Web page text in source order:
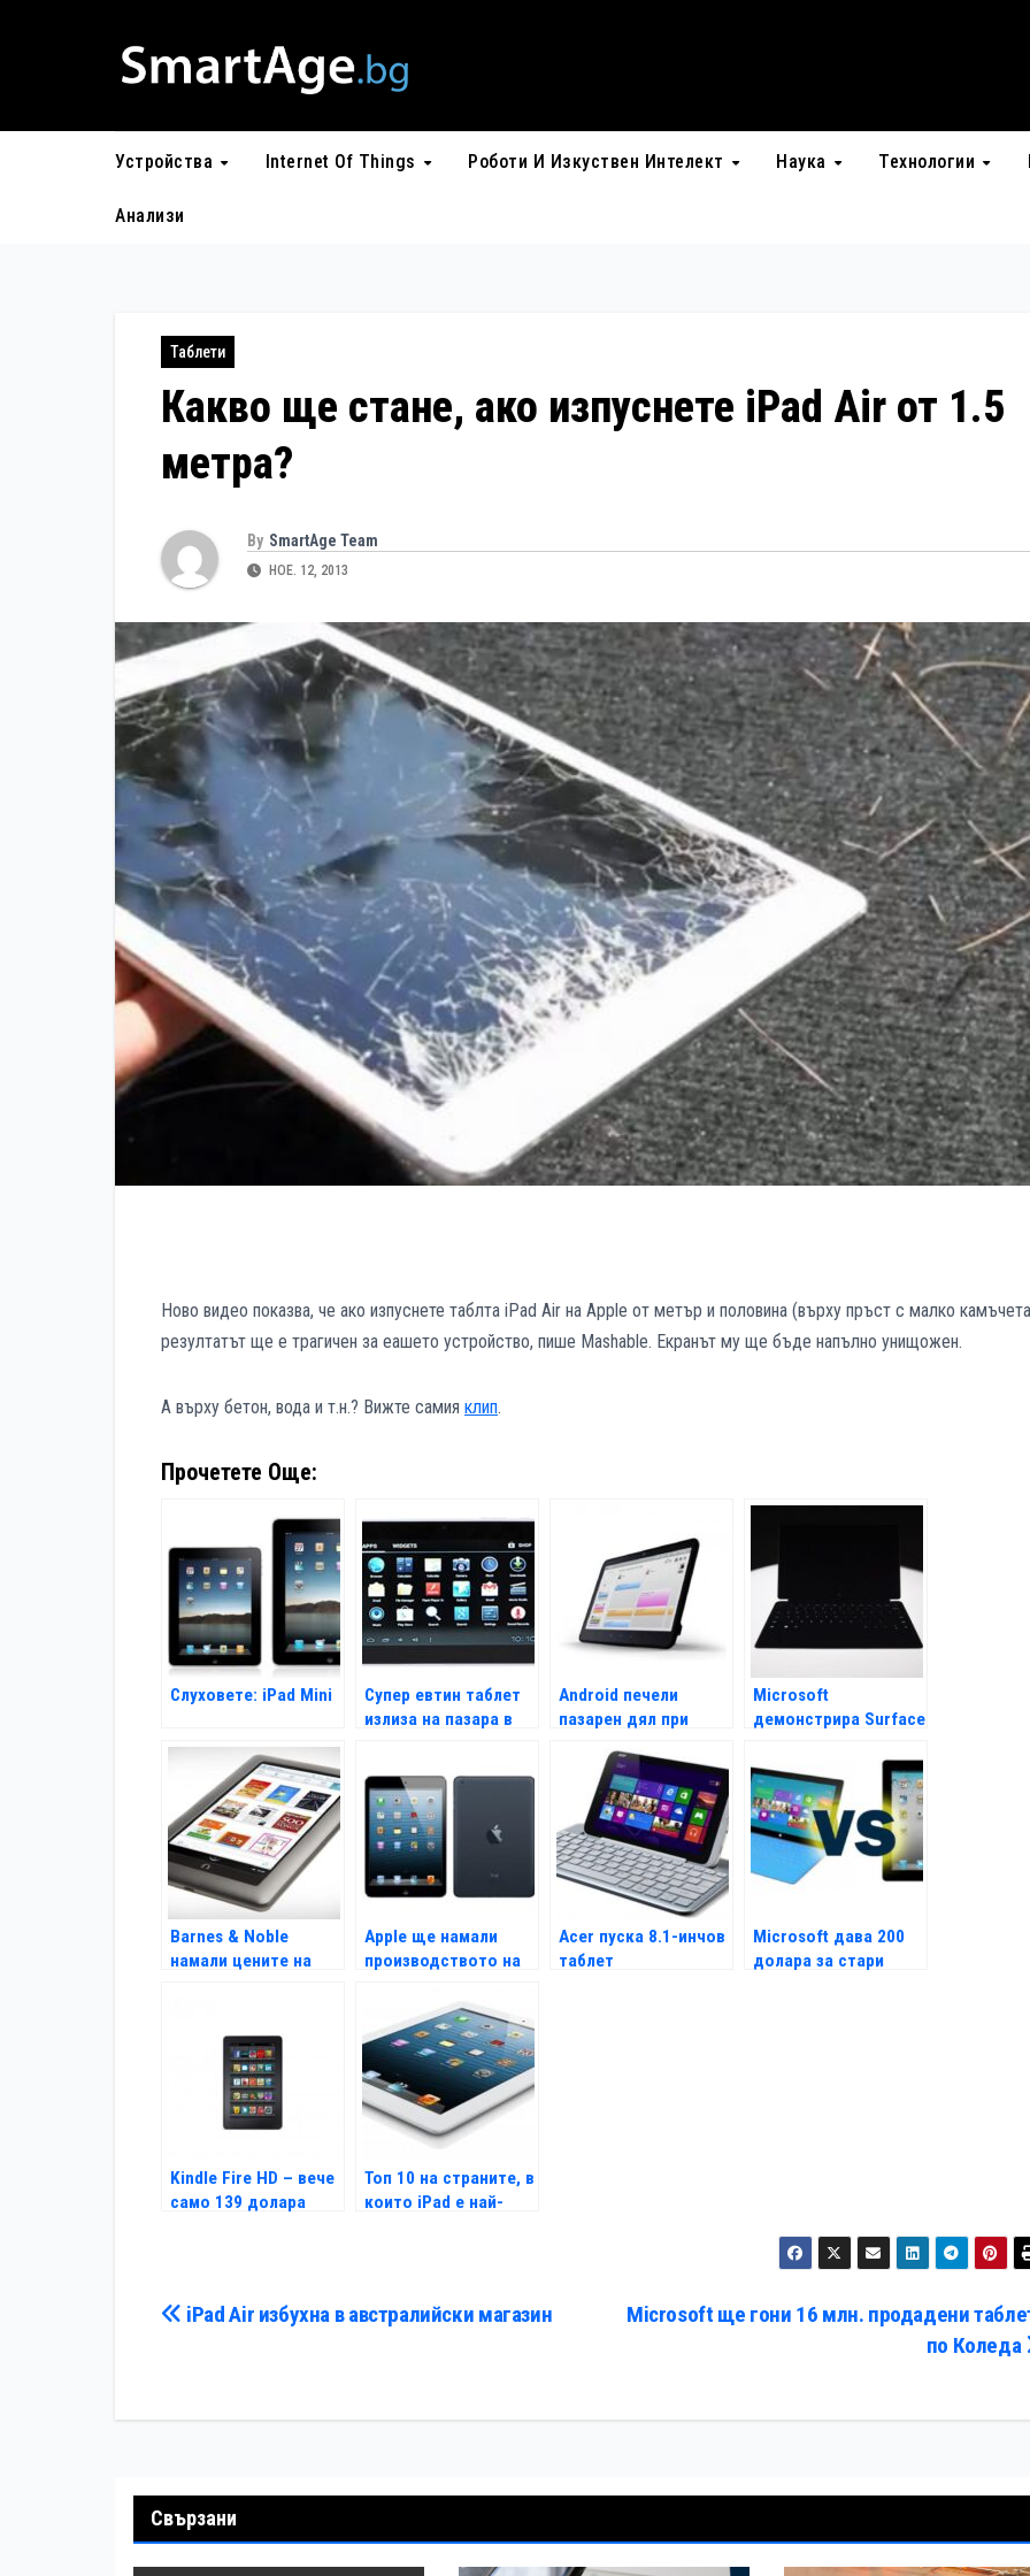
Устройства Internet Of Things Роботи И Изкуствен Интелект Наука Технологии
Анализи
Таблети
Какво ще стане, ако изпуснете iPad Air от 1.5
метра?
By SmartAge Team
НОЕ. 12, 2013
Ново видео показва, че ако изпуснете таблта iPad Air на Apple от метър и половина (върху пръст с малко
резултатът ще е трагичен за еашето устройство, пише Mashable. Екранът му ще бъде напълно унищожен.
А върху бетон, вода и т.н.? Вижте самия клип.
Прочетете Още:
Слуховете: iPad Mini
Супер евтин таблет
излиза на пазара в
Android печели
пазарен дял при
Microsoft
демонстрира Surface
изкуство
Barnes & Noble
намали цените на
Apple ще намали
производството на
Acer пуска 8.1-инчов
таблет
Microsoft дава 200
долара за стари
Kindle Fire HD – вече
само 139 долара
Топ 10 на страните, в
които iPad е най-
Навигация
Microsoft ще гони 16 млн. продадени
по Коледа
iPad Air избухна в австралийски магазин
Свързани